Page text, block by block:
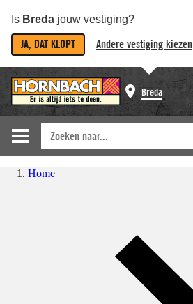
Is Breda jouw vestiging?
JA, DAT KLOPT Andere vestiging kiezen
Breda
Home